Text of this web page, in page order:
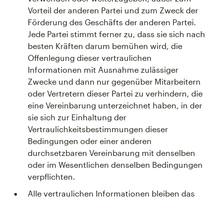
Vorteil der anderen Partei und zum Zweck der
Förderung des Geschäfts der anderen Partei.
Jede Partei stimmt ferner zu, dass sie sich nach
besten Kräften darum bemühen wird, die
Offenlegung dieser vertraulichen
Informationen mit Ausnahme zulässiger
Zwecke und dann nur gegenüber Mitarbeitern
oder Vertretern dieser Partei zu verhindern, die
eine Vereinbarung unterzeichnet haben, in der
sie sich zur Einhaltung der
Vertraulichkeitsbestimmungen dieser
Bedingungen oder einer anderen
durchsetzbaren Vereinbarung mit denselben
oder im Wesentlichen denselben Bedingungen
verpflichten.
Alle vertraulichen Informationen bleiben das